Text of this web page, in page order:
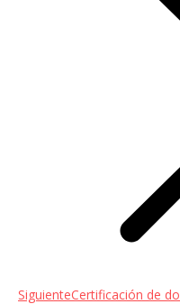
SiguienteEntrada
Certificación de